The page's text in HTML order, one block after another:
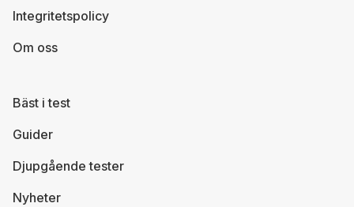
Bäst i test
Guider
Djupgående tester
Nyheter
Integritetspolicy
Om oss